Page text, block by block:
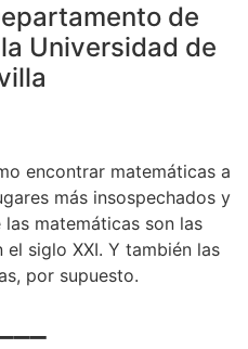
de
Universidad de
encontrar matemáticas a
más insospechados y
matemáticas son las
siglo XXI. Y también las
por supuesto.